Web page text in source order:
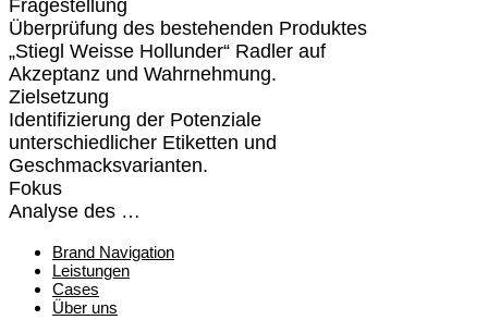
Fragestellung
Überprüfung des bestehenden Produktes
„Stiegl Weisse Hollunder“ Radler auf
Akzeptanz und Wahrnehmung.
Zielsetzung
Identifizierung der Potenziale
unterschiedlicher Etiketten und
Geschmacksvarianten.
Fokus
Analyse des …
Brand Navigation
Leistungen
Cases
Über uns